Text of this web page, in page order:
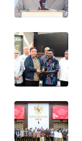
DESA
WISATA
LAPAK
Wahana
Network